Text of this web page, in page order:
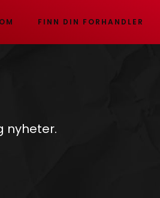
OM FINN DIN FORHANDLER
nyheter.